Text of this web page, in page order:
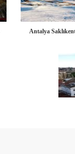
Antalya